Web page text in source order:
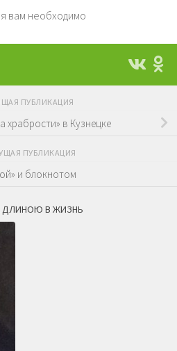
вам необходимо
ПУБЛИКАЦИЯ
храбрости» в Кузнецке
ПУБЛИКАЦИЯ
и блокнотом
ДЛИНОЮ В ЖИЗНЬ